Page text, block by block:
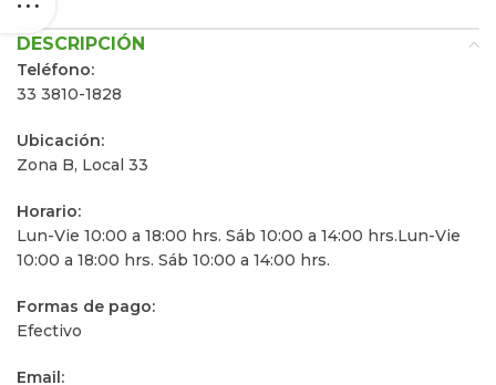
DESCRIPCIÓN
Teléfono:
33 3810-1828
Ubicación:
Zona B, Local 33
Horario:
Lun-Vie 10:00 a 18:00 hrs. Sáb 10:00 a 14:00 hrs.Lun-Vie
10:00 a 18:00 hrs. Sáb 10:00 a 14:00 hrs.
Formas de pago:
Efectivo
Email: